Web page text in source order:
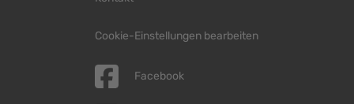
Cookie-Einstellungen bearbeiten
Facebook